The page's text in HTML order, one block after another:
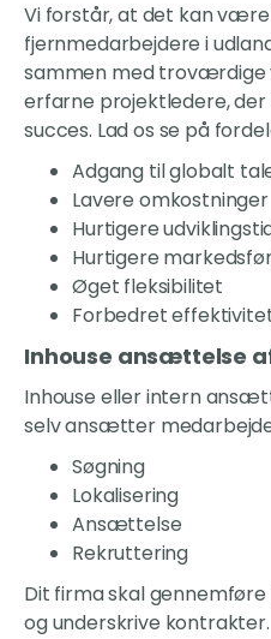
Vi forstår, at det kan
fjernmedarbejdere i
sammen med troværdige
erfarne projektledere,
succes. Lad os se på
Adgang til globalt
Lavere omkostninger
Hurtigere
Hurtigere
Øget fleksibilitet
Forbedret
Inhouse ansættelse
Inhouse eller intern
selv ansætter
Søgning
Lokalisering
Ansættelse
Rekruttering
Dit firma skal
og underskrive kontrakter.